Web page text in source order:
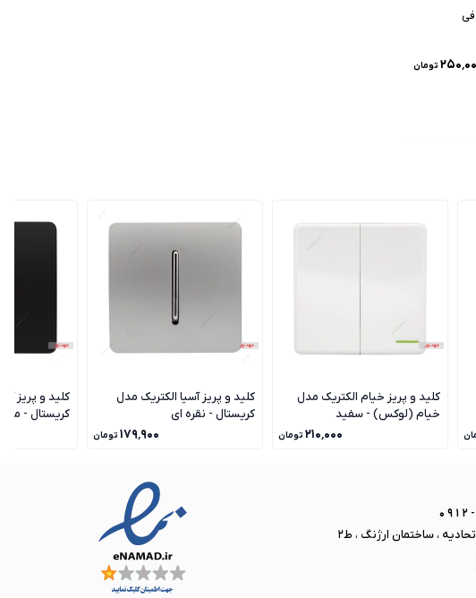
تومان
کلید و پریز خیام الکتریک مدل
خیام (لوکس) - سفید
۲۱۰٬۰۰۰ تومان
کلید و پریز آسیا الکتریک مدل
کریستال - نقره ای
۱۷۹٬۹۰۰ تومان
کلید و پریز
کریستال -
، ساختمان ارژنگ ، ط2